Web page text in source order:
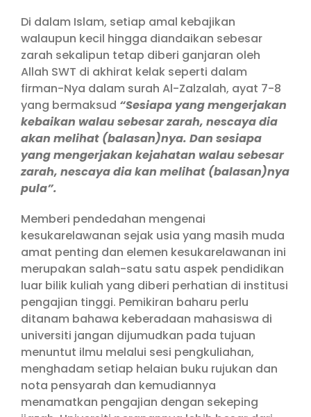
Di dalam Islam, setiap amal kebajikan
walaupun kecil hingga diandaikan sebesar
zarah sekalipun tetap diberi ganjaran oleh
Allah SWT di akhirat kelak seperti dalam
firman-Nya dalam surah Al-Zalzalah, ayat 7-8
yang bermaksud “Sesiapa yang mengerjakan
kebaikan walau sebesar zarah, nescaya dia
akan melihat (balasan)nya. Dan sesiapa
yang mengerjakan kejahatan walau sebesar
zarah, nescaya dia kan melihat (balasan)nya
pula”.
Memberi pendedahan mengenai
kesukarelawanan sejak usia yang masih muda
amat penting dan elemen kesukarelawanan ini
merupakan salah-satu satu aspek pendidikan
luar bilik kuliah yang diberi perhatian di institusi
pengajian tinggi. Pemikiran baharu perlu
ditanam bahawa keberadaan mahasiswa di
universiti jangan dijumudkan pada tujuan
menuntut ilmu melalui sesi pengkuliahan,
menghadam setiap helaian buku rujukan dan
nota pensyarah dan kemudiannya
menamatkan pengajian dengan sekeping